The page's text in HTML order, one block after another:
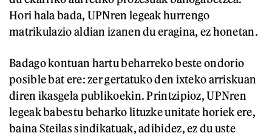
Hori hala bada, UPNren legeak hurrengo
matrikulazio aldian izanen du eragina, ez honetan.
Badago kontuan hartu beharreko beste ondorio
posible bat ere: zer gertatuko den ixteko arriskuan
diren ikasgela publikoekin. Printzipioz, UPNren
legeak babestu beharko lituzke unitate horiek ere,
baina Steilas sindikatuak, adibidez, ez du uste